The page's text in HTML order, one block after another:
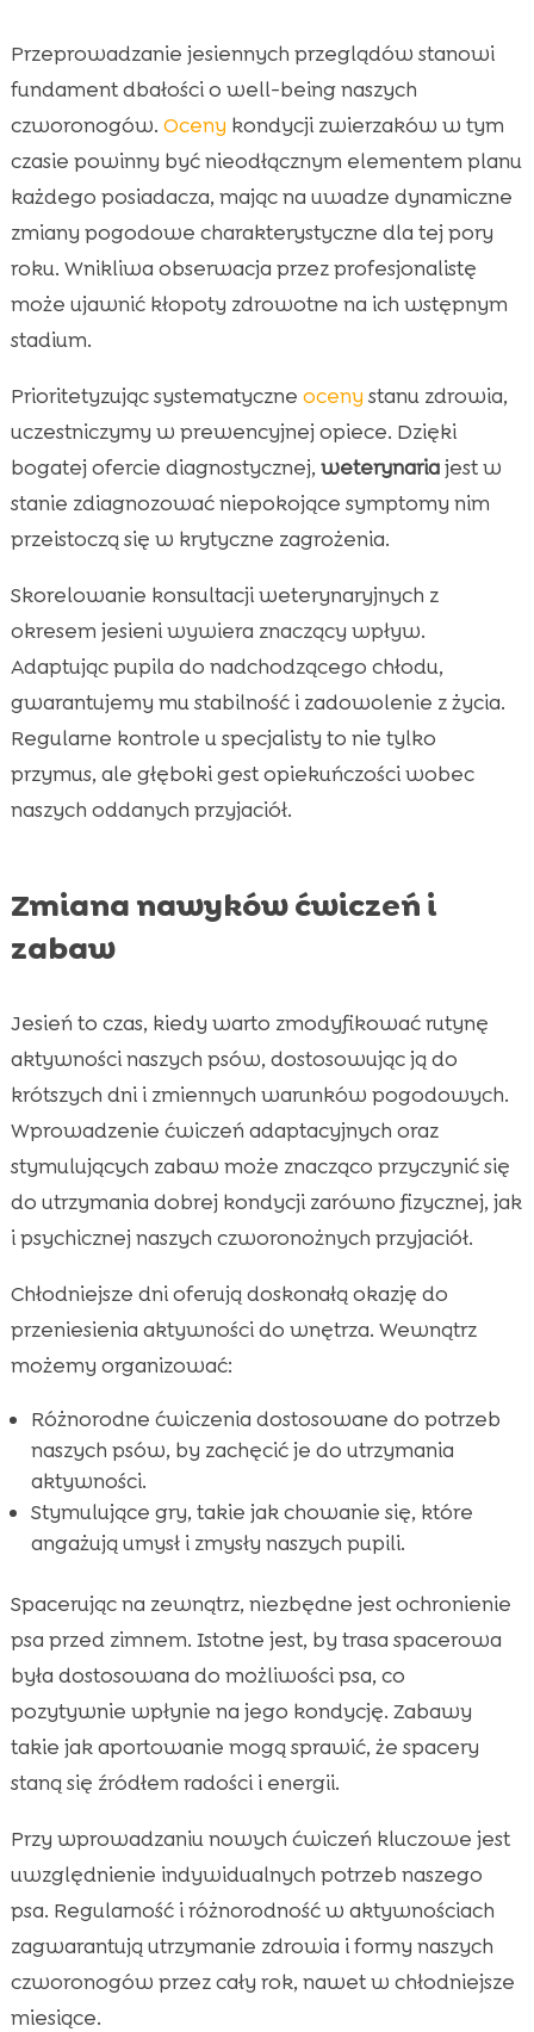
Przeprowadzanie jesiennych przeglądów stanowi
fundament dbałości o well-being naszych
czworonogów. Oceny kondycji zwierzaków w tym
czasie powinny być nieodłącznym elementem planu
każdego posiadacza, mając na uwadze dynamiczne
zmiany pogodowe charakterystyczne dla tej pory
roku. Wnikliwa obserwacja przez profesjonalistę
może ujawnić kłopoty zdrowotne na ich wstępnym
stadium.
Prioritetyzując systematyczne oceny stanu zdrowia,
uczestniczymy w prewencyjnej opiece. Dzięki
bogatej ofercie diagnostycznej, weterynariajest w
stanie zdiagnozować niepokojące symptomy nim
przeistoczą się w krytyczne zagrożenia.
Skorelowanie konsultacji weterynaryjnych z
okresem jesieni wywiera znaczący wpływ.
Adaptując pupila do nadchodzącego chłodu,
gwarantujemy mu stabilność i zadowolenie z życia.
Regularne kontrole u specjalisty to nie tylko
przymus, ale głęboki gest opiekuńczości wobec
naszych oddanych przyjaciół.
Zmiana nawyków ćwiczeń i
zabaw
Jesień to czas, kiedy warto zmodyfikować rutynę
aktywności naszych psów, dostosowując ją do
krótszych dni i zmiennych warunków pogodowych.
Wprowadzenie ćwiczeń adaptacyjnych oraz
stymulujących zabaw może znacząco przyczynić się
do utrzymania dobrej kondycji zarówno fizycznej, jak
i psychicznej naszych czworonożnych przyjaciół.
Chłodniejsze dni oferują doskonałą okazję do
przeniesienia aktywności do wnętrza. Wewnątrz
możemy organizować:
Różnorodne ćwiczenia dostosowane do potrzeb
naszych psów, by zachęcić je do utrzymania
aktywności.
Stymulujące gry, takie jak chowanie się, które
angażują umysł i zmysły naszych pupili.
Spacerując na zewnątrz, niezbędne jest ochronienie
psa przed zimnem. Istotne jest, by trasa spacerowa
była dostosowana do możliwości psa, co
pozytywnie wpłynie na jego kondycję. Zabawy
takie jak aportowanie mogą sprawić, że spacery
staną się źródłem radości i energii.
Przy wprowadzaniu nowych ćwiczeń kluczowe jest
uwzględnienie indywidualnych potrzeb naszego
psa. Regularność i różnorodność w aktywnościach
zagwarantują utrzymanie zdrowia i formy naszych
czworonogów przez cały rok, nawet w chłodniejsze
miesiące.